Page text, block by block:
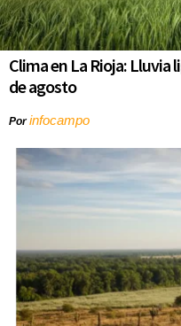
Clima en La Rioja: Lluvia
de agosto
Porinfocampo